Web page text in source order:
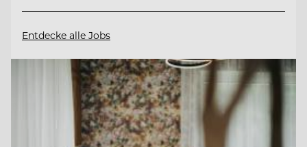
Entdecke alle Jobs